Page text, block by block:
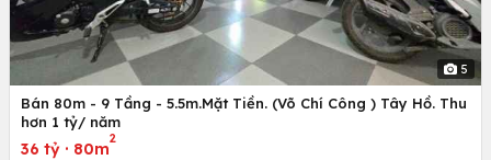
5
Bán 80m - 9 Tầng - 5.5m.Mặt Tiền. (Võ Chí Công ) Tây Hồ. Thu
hơn 1 tỷ/ năm
36 tỷ · 80m
2